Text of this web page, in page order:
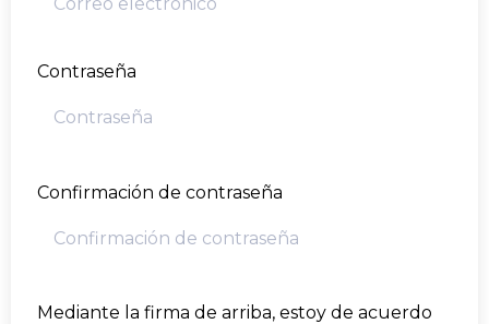
Contraseña
Confirmación de contraseña
Mediante la firma de arriba, estoy de acuerdo